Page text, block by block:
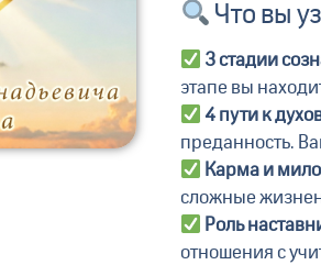
Что вы
3 стадии
этапе вы
4 пути к
преданность.
Карма и
сложные
Роль
отношения с